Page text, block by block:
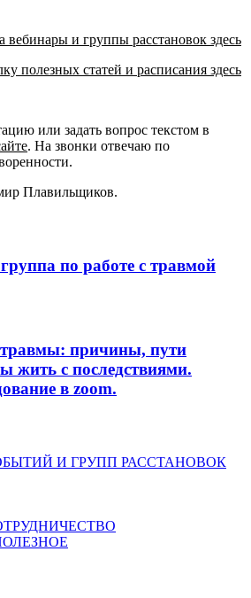
вебинары и группы расстановок здесь
полезных статей и расписания здесь
или задать вопрос текстом в
. На звонки отвечаю по
Плавильщиков.
по работе с травмой
травмы: причины, пути
жить с последствиями.
в zoom.
И ГРУПП РАССТАНОВОК